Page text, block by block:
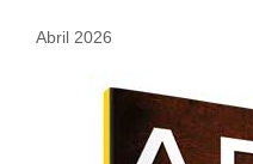
Abril 2026